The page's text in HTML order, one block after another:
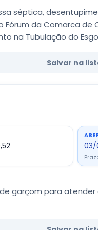
séptica,
da Comarca de
na Tubulação do
Salvar na
03/
garçom para atender